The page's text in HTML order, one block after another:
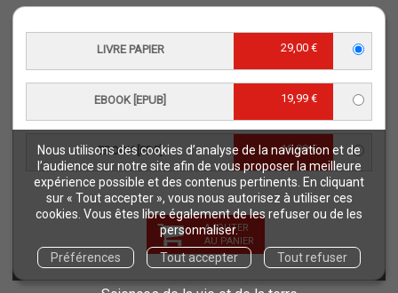
Nous utilisons des cookies d’analyse de la navigation et de
l’audience sur notre site afin de vous proposer la meilleure
expérience possible et des contenus pertinents. En cliquant
sur « Tout accepter », vous nous autorisez à utiliser ces
cookies. Vous êtes libre également de les refuser ou de les
personnaliser.
Préférences
Tout accepter Tout refuser
LIVRE PAPIER 29,00 €
EBOOK [EPUB] 19,99 €
EBOOK [PDF] 19,99 €
AJOUTER
AU PANIER
QUAE RECRUTE
NOS THÉMATIQUES
Agriculture et productions végétales
Alimentation et nutrition humaine
Élevage et productions animales
Forêt et sylviculture
Milieux naturels et environnement
Pays du Sud
Pêche - Ressources aquatiques et aquacoles